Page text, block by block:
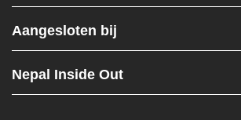
Aangesloten bij
Nepal Inside Out